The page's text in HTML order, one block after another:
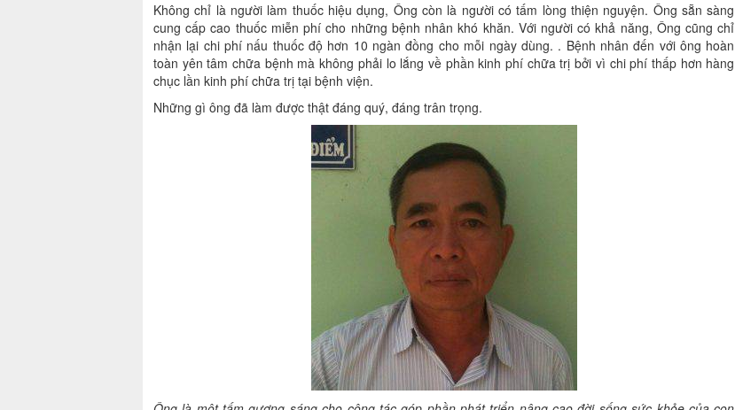
Không chỉ là người làm thuốc hiệu dụng, Ông còn là người có tấm lòng thiện nguyện. Ông sẵn sàng
cung cấp cao thuốc miễn phí cho những bệnh nhân khó khăn. Với người có khả năng, Ông cũng chỉ
nhận lại chi phí nấu thuốc độ hơn 10 ngàn đồng cho mỗi ngày dùng. . Bệnh nhân đến với ông hoàn
toàn yên tâm chữa bệnh mà không phải lo lắng về phần kinh phí chữa trị bởi vì chi phí thấp hơn hàng
chục lần kinh phí chữa trị tại bệnh viện.
Những gì ông đã làm được thật đáng quý, đáng trân trọng.